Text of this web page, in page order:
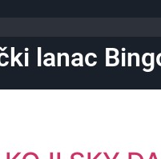
lanac